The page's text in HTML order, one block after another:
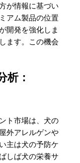
が情報に基づい
アム製品の位置
開発を強化しま
ます。この機会
析：
ト市場は、犬の
外アレルゲンや
主は犬の予防ケ
しば犬の栄養サ